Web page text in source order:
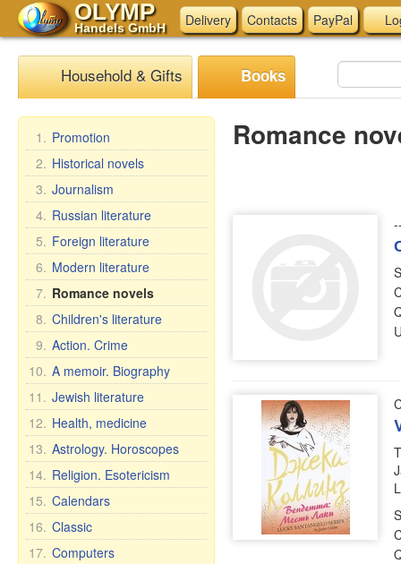
OLYMP
Handels GmbH Delivery Contacts PayPal
Household & Gifts Books
1. Promotion
2. Historical novels
3. Journalism
4. Russian literature
5. Foreign literature
6. Modern literature
7. Romance novels
8. Children's literature
9. Action. Crime
10. A memoir. Biography
11. Jewish literature
12. Health, medicine
13. Astrology. Horoscopes
14. Religion. Esotericism
15. Calendars
16. Classic
17. Computers
Romance